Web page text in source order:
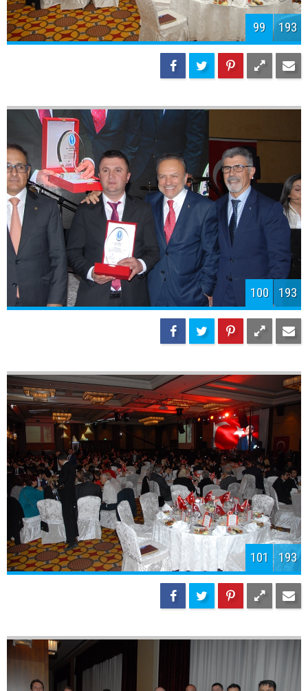
102 193
103 193